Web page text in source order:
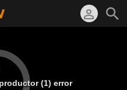
(1) error